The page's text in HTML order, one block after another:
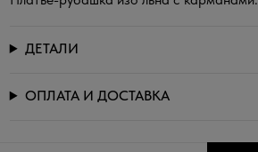
ДЕТАЛИ
ОПЛАТА И ДОСТАВКА